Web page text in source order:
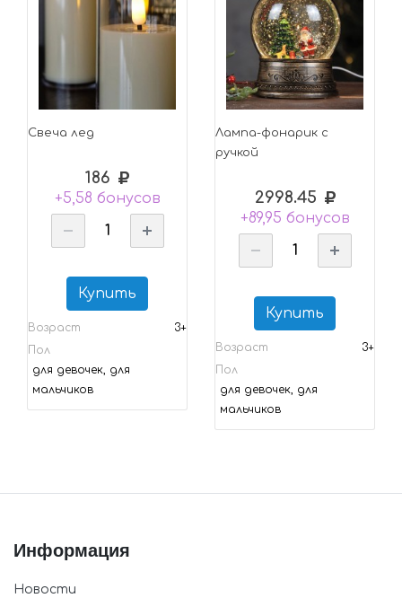
Свеча лед
186
+5,58 бонусов
Купить
Возраст
3+
Пол
для девочек, для
мальчиков
Лампа-фонарик с
ручкой
2998.45
+89,95 бонусов
Купить
Возраст
3+
Пол
для девочек, для
мальчиков
Информация
Новости